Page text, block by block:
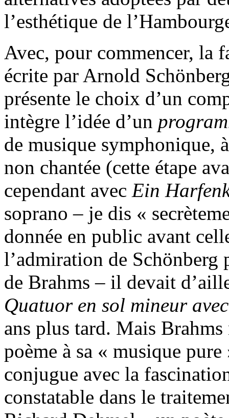
l’esthétique de
Avec, pour commencer, la
écrite par Arnold
présente le choix d’un
intègre l’idée d’un
de musique symphonique,
non chantée (cette étape
cependant avec Ein
soprano – je dis «
donnée en public avant
l’admiration de Schönberg
de Brahms – il devait
Quatuor en sol mineur
ans plus tard. Mais Brahms
poème à sa « musique
conjugue avec la
constatable dans le